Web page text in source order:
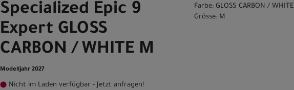
Specialized Epic 9
Expert GLOSS
CARBON / WHITE M
Modelljahr 2027
Nicht im Laden verfügbar - Jetzt anfragen!
Farbe: GLOSS CARBON / WHITE
Grösse: M